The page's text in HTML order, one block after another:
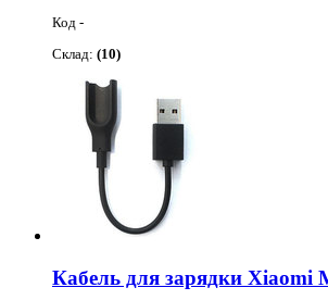
Код -
Склад: (10)
Кабель для зарядки Xiaomi